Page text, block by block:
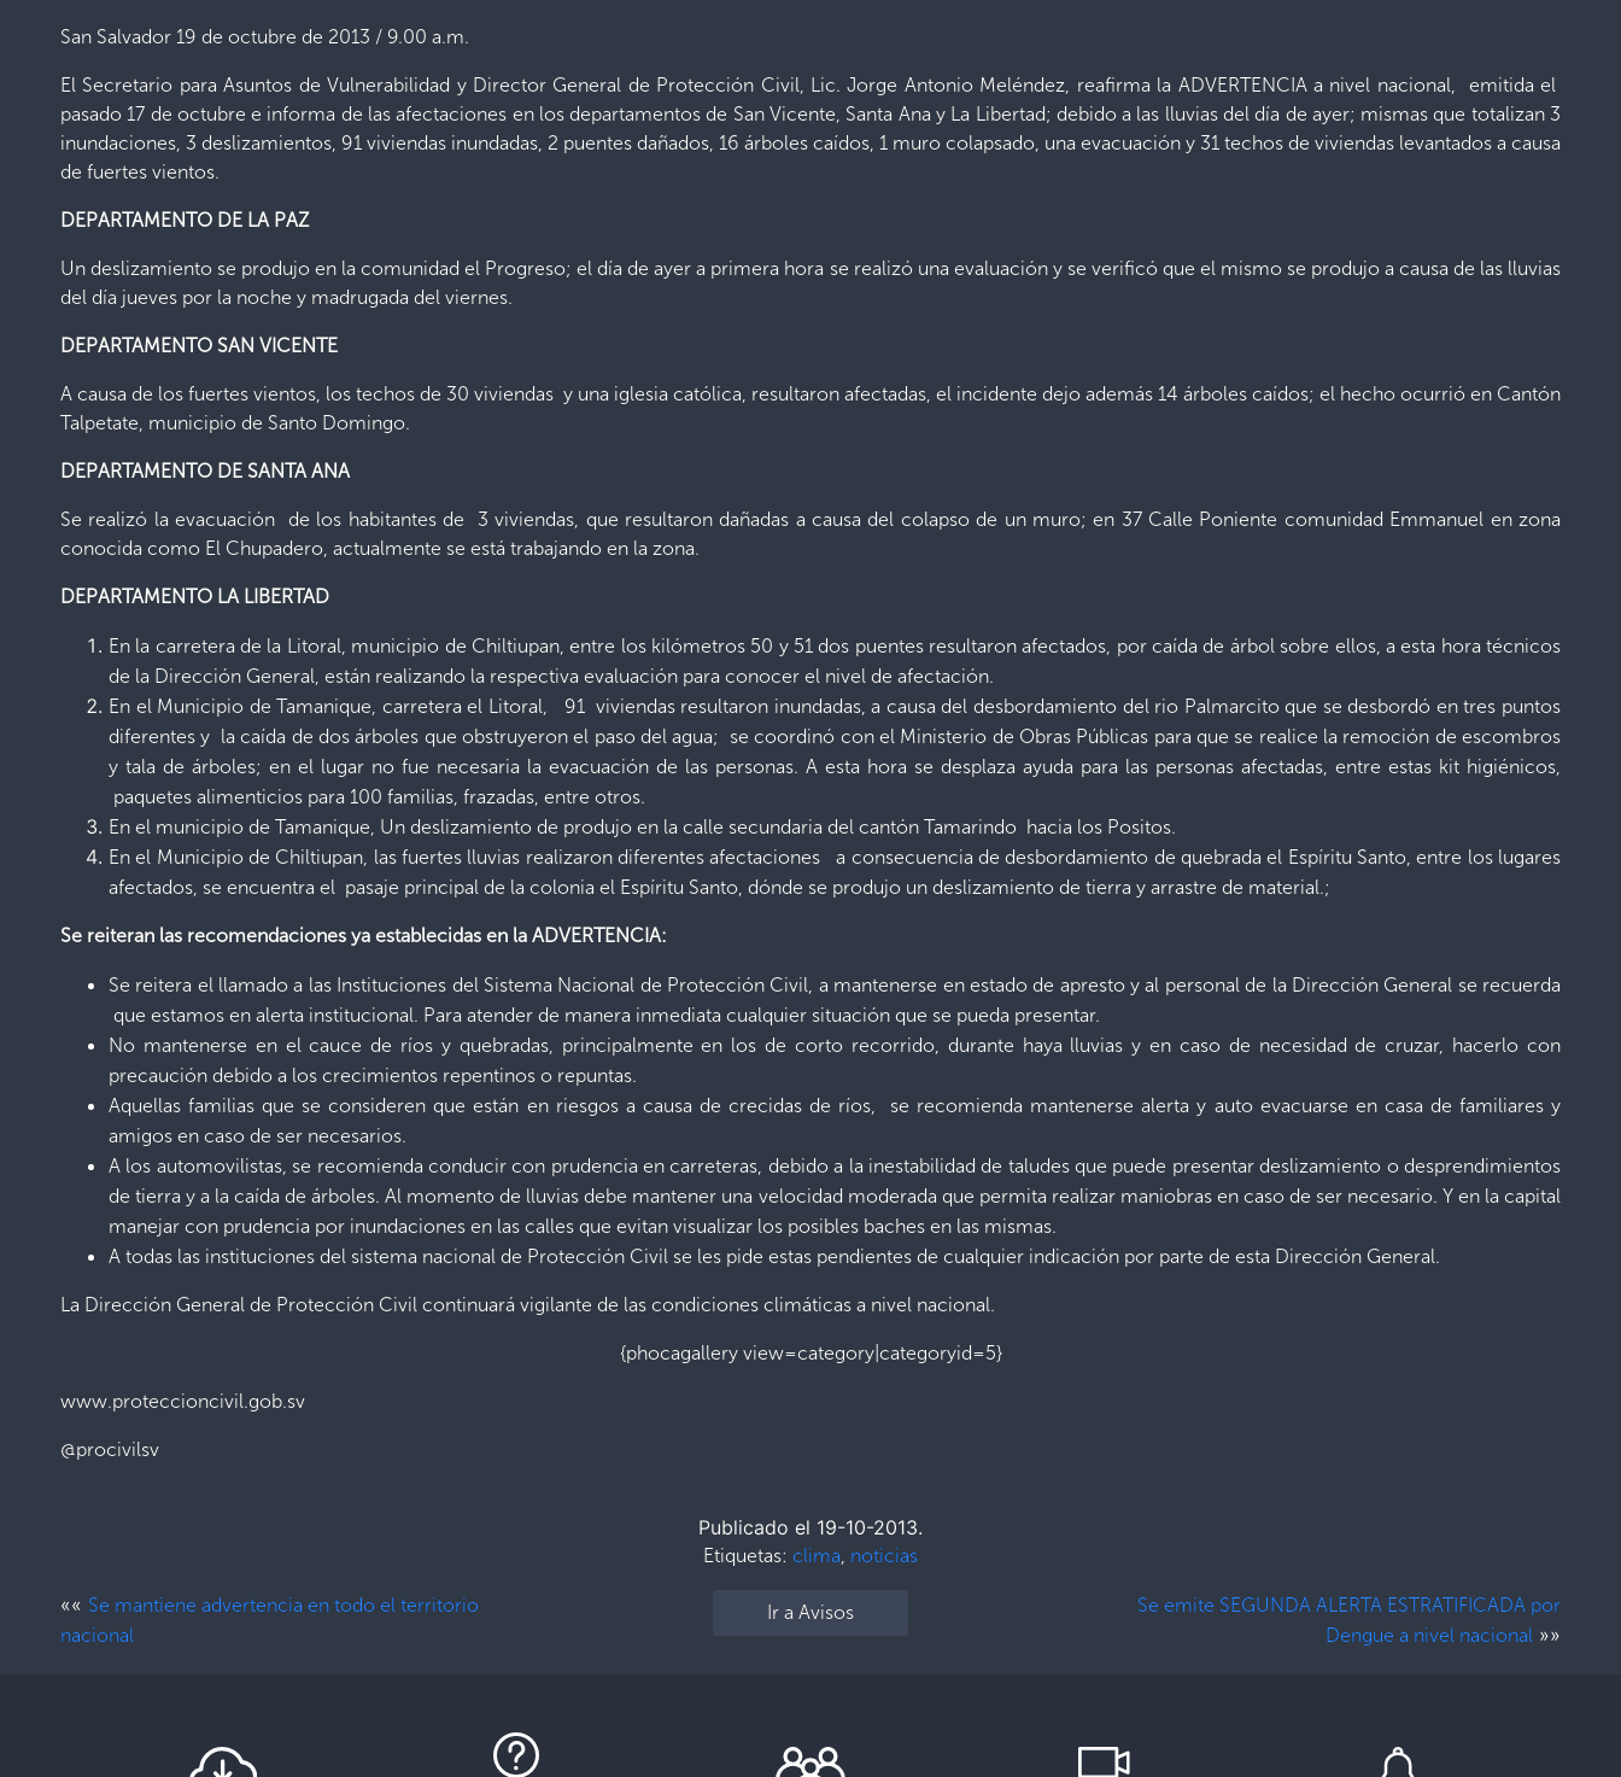
San Salvador 19 de octubre de 2013 / 9.00 a.m.
El Secretario para Asuntos de Vulnerabilidad y Director General de Protección Civil, Lic. Jorge Antonio Meléndez, reafirma la ADVERTENCIA a nivel nacional, emitida el
pasado 17 de octubre e informa de las afectaciones en los departamentos de San Vicente, Santa Ana y La Libertad; debido a las lluvias del día de ayer; mismas que totalizan 3
inundaciones, 3 deslizamientos, 91 viviendas inundadas, 2 puentes dañados, 16 árboles caídos, 1 muro colapsado, una evacuación y 31 techos de viviendas levantados a causa
de fuertes vientos.
DEPARTAMENTO DE LA PAZ
Un deslizamiento se produjo en la comunidad el Progreso; el día de ayer a primera hora se realizó una evaluación y se verificó que el mismo se produjo a causa de las lluvias
del día jueves por la noche y madrugada del viernes.
DEPARTAMENTO SAN VICENTE
A causa de los fuertes vientos, los techos de 30 viviendas y una iglesia católica, resultaron afectadas, el incidente dejo además 14 árboles caídos; el hecho ocurrió en Cantón
Talpetate, municipio de Santo Domingo.
DEPARTAMENTO DE SANTA ANA
Se realizó la evacuación de los habitantes de 3 viviendas, que resultaron dañadas a causa del colapso de un muro; en 37 Calle Poniente comunidad Emmanuel en zona
conocida como El Chupadero, actualmente se está trabajando en la zona.
DEPARTAMENTO LA LIBERTAD
En la carretera de la Litoral, municipio de Chiltiupan, entre los kilómetros 50 y 51 dos puentes resultaron afectados, por caída de árbol sobre ellos, a esta hora técnicos
de la Dirección General, están realizando la respectiva evaluación para conocer el nivel de afectación.
En el Municipio de Tamanique, carretera el Litoral, 91 viviendas resultaron inundadas, a causa del desbordamiento del rio Palmarcito que se desbordó en tres puntos
diferentes y la caída de dos árboles que obstruyeron el paso del agua; se coordinó con el Ministerio de Obras Públicas para que se realice la remoción de escombros
y tala de árboles; en el lugar no fue necesaria la evacuación de las personas. A esta hora se desplaza ayuda para las personas afectadas, entre estas kit higiénicos,
paquetes alimenticios para 100 familias, frazadas, entre otros.
En el municipio de Tamanique, Un deslizamiento de produjo en la calle secundaria del cantón Tamarindo hacia los Positos.
En el Municipio de Chiltiupan, las fuertes lluvias realizaron diferentes afectaciones a consecuencia de desbordamiento de quebrada el Espíritu Santo, entre los lugares
afectados, se encuentra el pasaje principal de la colonia el Espíritu Santo, dónde se produjo un deslizamiento de tierra y arrastre de material.;
Se reiteran las recomendaciones ya establecidas en la ADVERTENCIA:
Se reitera el llamado a las Instituciones del Sistema Nacional de Protección Civil, a mantenerse en estado de apresto y al personal de la Dirección General se recuerda
que estamos en alerta institucional. Para atender de manera inmediata cualquier situación que se pueda presentar.
No mantenerse en el cauce de ríos y quebradas, principalmente en los de corto recorrido, durante haya lluvias y en caso de necesidad de cruzar, hacerlo con
precaución debido a los crecimientos repentinos o repuntas.
Aquellas familias que se consideren que están en riesgos a causa de crecidas de ríos, se recomienda mantenerse alerta y auto evacuarse en casa de familiares y
amigos en caso de ser necesarios.
A los automovilistas, se recomienda conducir con prudencia en carreteras, debido a la inestabilidad de taludes que puede presentar deslizamiento o desprendimientos
de tierra y a la caída de árboles. Al momento de lluvias debe mantener una velocidad moderada que permita realizar maniobras en caso de ser necesario. Y en la capital
manejar con prudencia por inundaciones en las calles que evitan visualizar los posibles baches en las mismas.
A todas las instituciones del sistema nacional de Protección Civil se les pide estas pendientes de cualquier indicación por parte de esta Dirección General.
La Dirección General de Protección Civil continuará vigilante de las condiciones climáticas a nivel nacional.
{phocagallery view=category|categoryid=5}
www.proteccioncivil.gob.sv
@procivilsv
Publicado el 19-10-2013.
Etiquetas: clima, noticias
«« Se mantiene advertencia en todo el territorio
nacional
Ir a Avisos
Se emite SEGUNDA ALERTA ESTRATIFICADA por
Dengue a nivel nacional »»